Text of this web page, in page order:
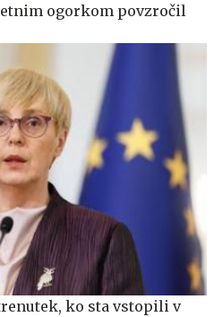
ogorkom povzročil
ko sta vstopili v